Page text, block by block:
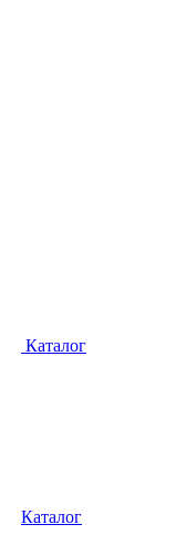
Каталог
Каталог